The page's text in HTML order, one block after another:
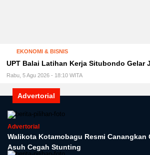
EKONOMI & BISNIS
UPT Balai Latihan Kerja Situbondo Gelar
Rabu, 5 Agu 2026 - 18:10 WITA
Advertorial
Advertorial
Walikota Kotamobagu Resmi Canangkan
Asuh Cegah Stunting